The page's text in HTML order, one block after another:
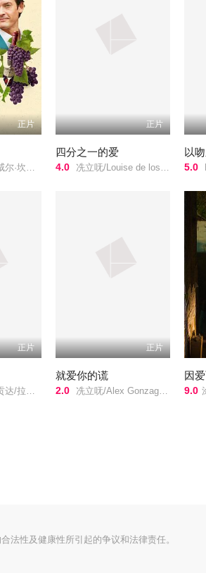
正片
莉·奈特/
正片
四分之一的爱
4.0 冼立呒/Louise de los Reyes/Gab Lagman/
以
5.0
正片
Tresa/伊扎贝尔·蕾特/
正片
就爱你的谎
2.0 冼立呒/Alex Gonzaga/Kylie Verzosa/
因
9.0 涂
法性及健康性所引起的争议和法律责任。